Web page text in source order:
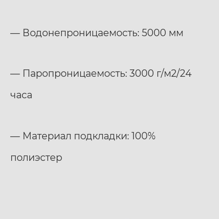
— Водонепроницаемость: 5000 мм
— Паропроницаемость: 3000 г/м2/24
часа
— Материал подкладки: 100%
полиэстер